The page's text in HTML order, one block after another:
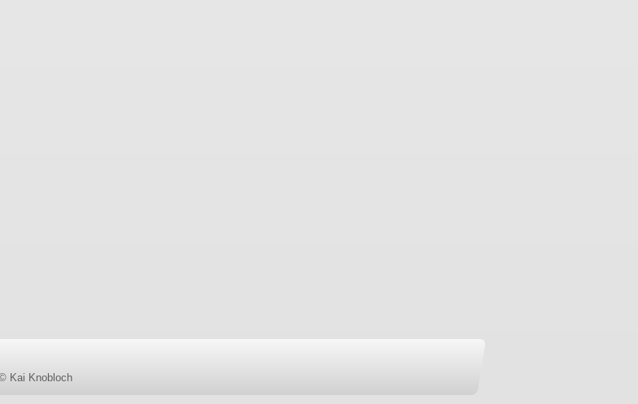
Kai Knobloch